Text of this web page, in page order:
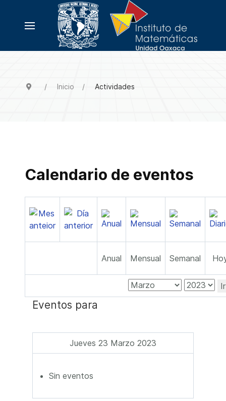
Inicio Actividades
Calendario de eventos
Anual Mensual Semanal
Eventos para
Jueves 23 Marzo 2023
Sin eventos